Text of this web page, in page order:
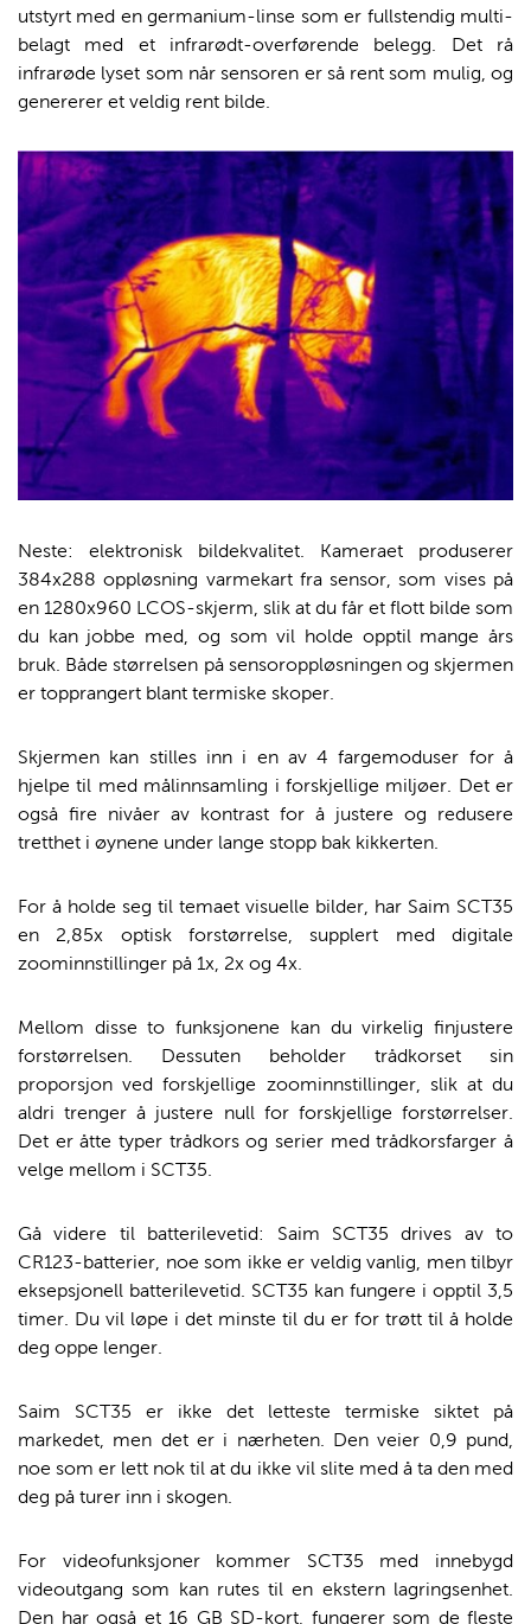
utstyrt med en germanium-linse som er fullstendig multi-
belagt med et infrarødt-overførende belegg. Det rå
infrarøde lyset som når sensoren er så rent som mulig, og
genererer et veldig rent bilde.
Neste: elektronisk bildekvalitet. Kameraet produserer
384x288 oppløsning varmekart fra sensor, som vises på
en 1280x960 LCOS-skjerm, slik at du får et flott bilde som
du kan jobbe med, og som vil holde opptil mange års
bruk. Både størrelsen på sensoroppløsningen og skjermen
er topprangert blant termiske skoper.
Skjermen kan stilles inn i en av 4 fargemoduser for å
hjelpe til med målinnsamling i forskjellige miljøer. Det er
også fire nivåer av kontrast for å justere og redusere
tretthet i øynene under lange stopp bak kikkerten.
For å holde seg til temaet visuelle bilder, har Saim SCT35
en 2,85x optisk forstørrelse, supplert med digitale
zoominnstillinger på 1x, 2x og 4x.
Mellom disse to funksjonene kan du virkelig finjustere
forstørrelsen. Dessuten beholder trådkorset sin
proporsjon ved forskjellige zoominnstillinger, slik at du
aldri trenger å justere null for forskjellige forstørrelser.
Det er åtte typer trådkors og serier med trådkorsfarger å
velge mellom i SCT35.
Gå videre til batterilevetid: Saim SCT35 drives av to
CR123-batterier, noe som ikke er veldig vanlig, men tilbyr
eksepsjonell batterilevetid. SCT35 kan fungere i opptil 3,5
timer. Du vil løpe i det minste til du er for trøtt til å holde
deg oppe lenger.
Saim SCT35 er ikke det letteste termiske siktet på
markedet, men det er i nærheten. Den veier 0,9 pund,
noe som er lett nok til at du ikke vil slite med å ta den med
deg på turer inn i skogen.
For videofunksjoner kommer SCT35 med innebygd
videoutgang som kan rutes til en ekstern lagringsenhet.
Den har også et 16 GB SD-kort, fungerer som de fleste